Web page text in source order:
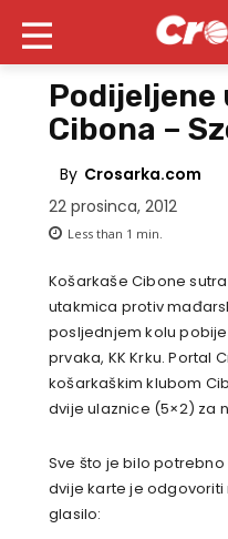
Podijeljene
Cibona –
By Crosarka.com
22 prosinca, 2012
Less than 1 min.
Košarkaše Cibone
utakmica protiv
posljednjem kolu
prvaka, KK Krku. Portal
košarkaškim klubom
dvije ulaznice (5×2) za
Sve što je bilo
dvije karte je
glasilo: